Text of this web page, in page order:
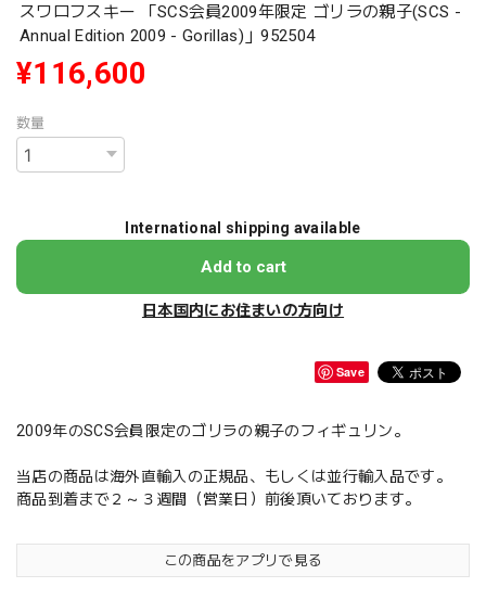
スワロフスキー 「SCS会員2009年限定 ゴリラの親子(SCS -
Annual Edition 2009 - Gorillas)」952504
¥116,600
数量
International shipping available
Add to cart
日本国内にお住まいの方向け
Save
2009年のSCS会員限定のゴリラの親子のフィギュリン。
当店の商品は海外直輸入の正規品、もしくは並行輸入品です。
商品到着まで２～３週間（営業日）前後頂いております。
この商品をアプリで見る